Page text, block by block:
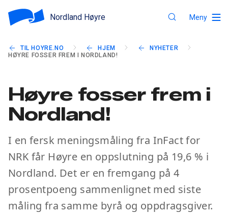
Nordland Høyre Meny
TIL HOYRE.NO HJEM
NYHETER
HØYRE FOSSER FREM I NORDLAND!
Høyre fosser frem i
Nordland!
I en fersk meningsmåling fra InFact for
NRK får Høyre en oppslutning på 19,6 % i
Nordland. Det er en fremgang på 4
prosentpoeng sammenlignet med siste
måling fra samme byrå og oppdragsgiver.